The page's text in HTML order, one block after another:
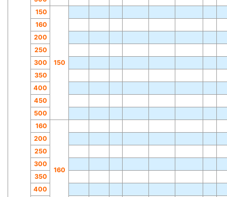
150
150
160
200
250
300
350
400
450
500
160
160
200
250
300
350
400